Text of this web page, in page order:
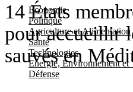
Economie
Politique
Agriculture et Alimentation
Santé
Technologies
Energie, Environnement et
Défense
14 États
pour accueillir
sauvés en